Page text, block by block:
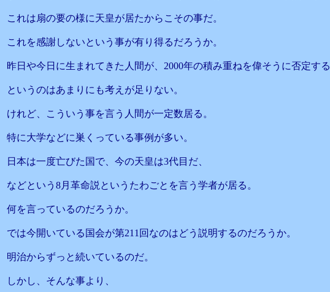
これは扇の要の様に天皇が居たからこその事だ。
これを感謝しないという事が有り得るだろうか。
昨日や今日に生まれてきた人間が、2000年の積み重ねを偉そうに否定する
というのはあまりにも考えが足りない。
けれど、こういう事を言う人間が一定数居る。
特に大学などに巣くっている事例が多い。
日本は一度亡びた国で、今の天皇は3代目だ、
などという8月革命説というたわごとを言う学者が居る。
何を言っているのだろうか。
では今開いている国会が第211回なのはどう説明するのだろうか。
明治からずっと続いているのだ。
しかし、そんな事より、